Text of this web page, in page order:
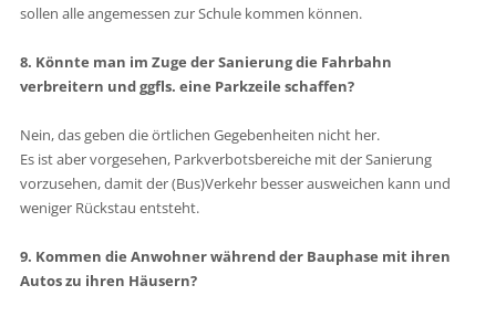
sollen alle angemessen zur Schule kommen können.
8. Könnte man im Zuge der Sanierung die Fahrbahn
verbreitern und ggfls. eine Parkzeile schaffen?
Nein, das geben die örtlichen Gegebenheiten nicht her.
Es ist aber vorgesehen, Parkverbotsbereiche mit der Sanierung
vorzusehen, damit der (Bus)Verkehr besser ausweichen kann und
weniger Rückstau entsteht.
9. Kommen die Anwohner während der Bauphase mit ihren
Autos zu ihren Häusern?